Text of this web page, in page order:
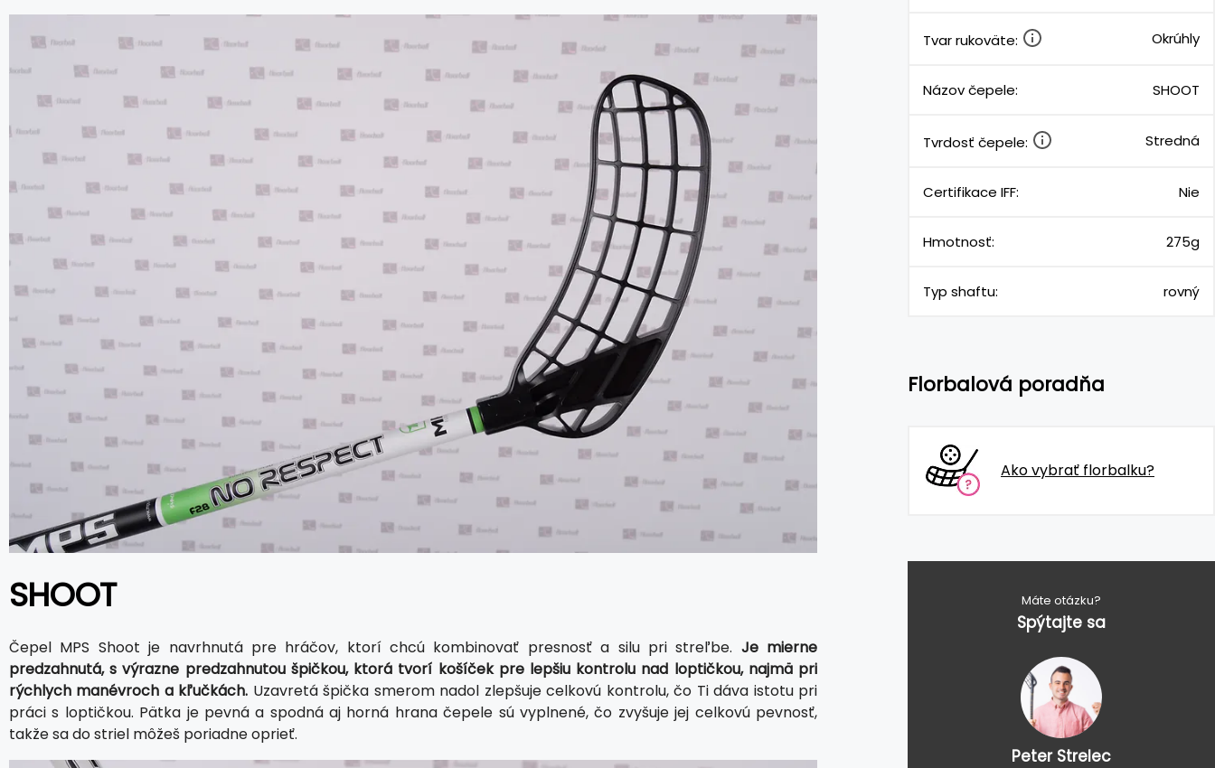
SHOOT
Čepel MPS Shoot je navrhnutá pre hráčov, ktorí chcú kombinovať presnosť a silu pri streľbe. Je mierne
predzahnutá, s výrazne predzahnutou špičkou, ktorá tvorí košíček pre lepšiu kontrolu nad loptičkou, najmä pri
rýchlych manévroch a kľučkách. Uzavretá špička smerom nadol zlepšuje celkovú kontrolu, čo Ti dáva istotu pri
práci s loptičkou. Pätka je pevná a spodná aj horná hrana čepele sú vyplnené, čo zvyšuje jej celkovú pevnosť,
takže sa do striel môžeš poriadne oprieť.
Tvar rukoväte: Okrúhly
Názov čepele: SHOOT
Tvrdosť čepele: Stredná
Certifikace IFF: Nie
Hmotnosť: 275g
Typ shaftu: rovný
Florbalová poradňa
Ako vybrať florbalku?
Máte otázku?
Spýtajte sa
Peter Strelec